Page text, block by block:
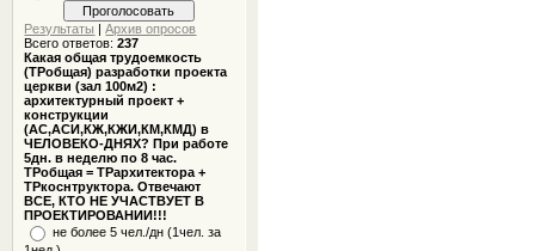
Результаты |Архив опросов
Всего ответов:237
Какая общая трудоемкость
(ТРобщая) разработки проекта
церкви (зал 100м2) :
архитектурный проект +
конструкции
(АС,АСИ,КЖ,КЖИ,КМ,КМД) в
ЧЕЛОВЕКО-ДНЯХ? При работе
5дн. в неделю по 8 час.
ТРобщая = ТРархитектора +
ТРкоснтруктора. Отвечают
ВСЕ, КТО НЕ УЧАСТВУЕТ В
ПРОЕКТИРОВАНИИ!!!
не более 5 чел./дн (1чел. за